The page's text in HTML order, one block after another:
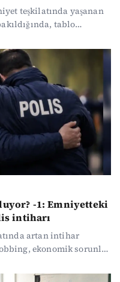
teşkilatında yaşanan
tablo
sorunlar… Polisler,
çöküşü kendi
-1: Emniyetteki
intiharı
artan intihar
ekonomik sorunlar
bir polisin yaşamına son